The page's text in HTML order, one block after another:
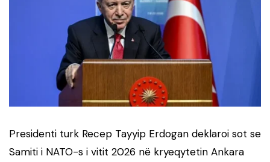
Presidenti turk Recep Tayyip Erdogan deklaroi sot se
Samiti i NATO-s i vitit 2026 në kryeqytetin Ankara